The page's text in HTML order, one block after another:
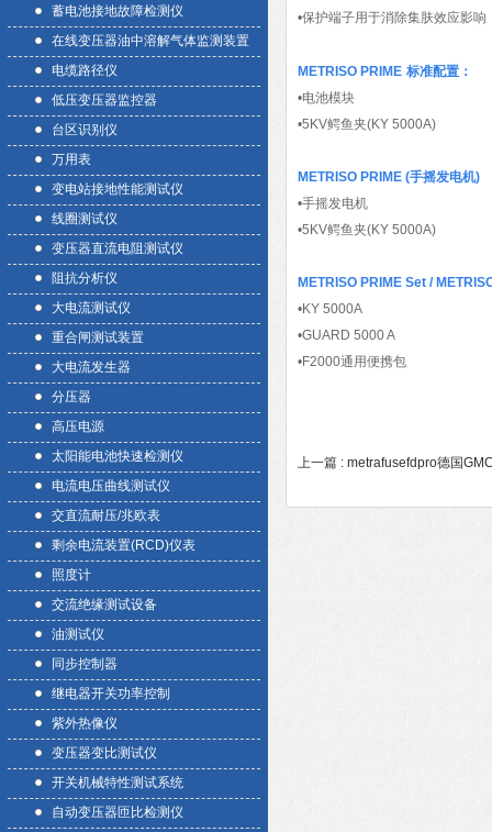
蓄电池接地故障检测仪
在线变压器油中溶解气体监测装置
电缆路径仪
低压变压器监控器
台区识别仪
万用表
变电站接地性能测试仪
线圈测试仪
变压器直流电阻测试仪
阻抗分析仪
大电流测试仪
重合闸测试装置
大电流发生器
分压器
高压电源
太阳能电池快速检测仪
电流电压曲线测试仪
交直流耐压/兆欧表
剩余电流装置(RCD)仪表
照度计
交流绝缘测试设备
油测试仪
同步控制器
继电器开关功率控制
紫外热像仪
变压器变比测试仪
开关机械特性测试系统
自动变压器匝比检测仪
•保护端子用于消除集肤效应影响
METRISO PRIME 标准配置：
•电池模块
•5KV鳄鱼夹(KY 5000A)
METRISO PRIME (手摇发电机)
•手摇发电机
•5KV鳄鱼夹(KY 5000A)
METRISO PRIME Set /
•KY 5000A
•GUARD 5000 A
•F2000通用便携包
上一篇 : metrafusefdpro德国